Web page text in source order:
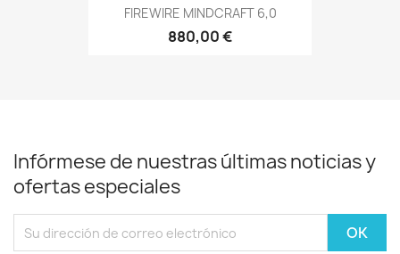
FIREWIRE MINDCRAFT 6,0
880,00 €
Infórmese de nuestras últimas noticias y
ofertas especiales